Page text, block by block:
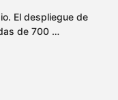
El despliegue de
de 700 …